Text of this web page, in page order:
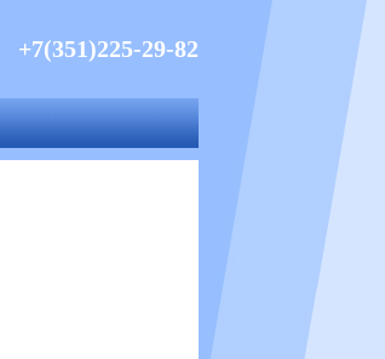
+7(351)225-29-82